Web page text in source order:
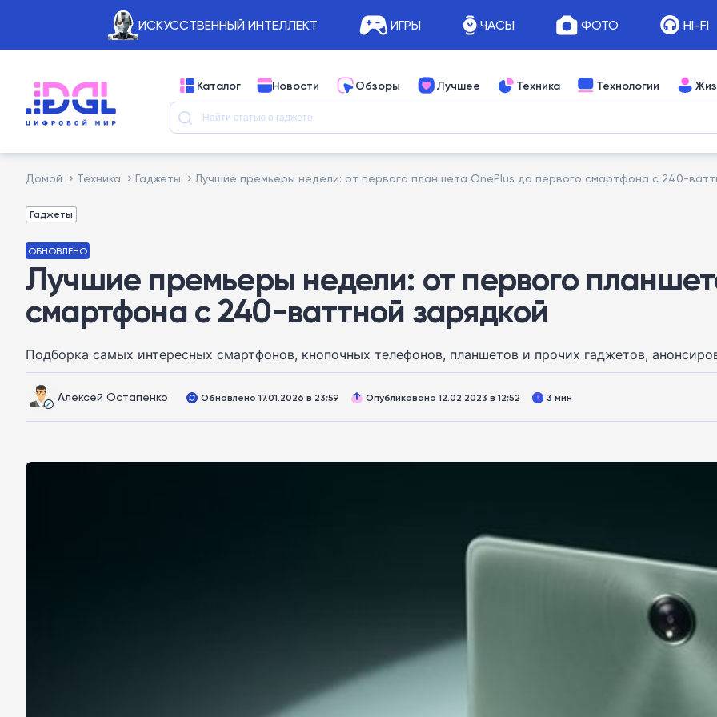
ИСКУССТВЕННЫЙ ИНТЕЛЛЕКТ ИГРЫ ЧАСЫ ФОТО HI-FI
Каталог Новости Обзоры Лучшее Техника Технологии
Домой Техника Гаджеты Лучшие премьеры недели: от первого планшета OnePlus до первого смартфона с 240-
Гаджеты
ОБНОВЛЕНО
Лучшие премьеры недели: от первого
смартфона с 240-ваттной зарядкой
Подборка самых интересных смартфонов, кнопочных телефонов, планшетов и прочих гаджетов,
Алексей Остапенко Обновлено 17.01.2026 в 23:59 Опубликовано 12.02.2023 в 12:52 3 мин